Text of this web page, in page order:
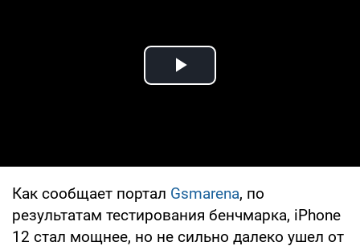
Play Video
Как сообщает портал Gsmarena, по
результатам тестирования бенчмарка, iPhone
12 стал мощнее, но не сильно далеко ушел от